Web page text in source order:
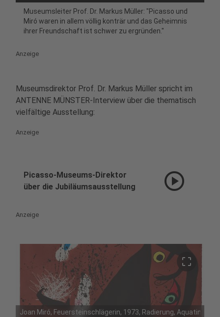
Museumsleiter Prof. Dr. Markus Müller: "Picasso und
Miró waren in allem völlig konträr und das Geheimnis
ihrer Freundschaft ist schwer zu ergründen."
Anzeige
Museumsdirektor Prof. Dr. Markus Müller spricht im
ANTENNE MÜNSTER-Interview über die thematisch
vielfältige Ausstellung:
Anzeige
Picasso-Museums-Direktor
über die Jubiläumsausstellung
play_circle
Anzeige
crop_free
Joan Miró, Feuersteinschlägerin, 1973, Radierung, Aquatinta